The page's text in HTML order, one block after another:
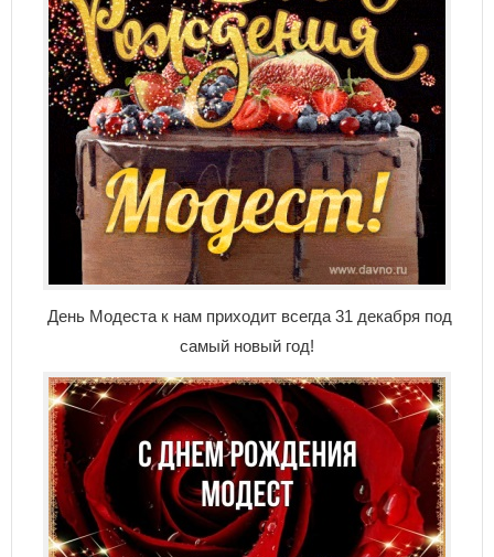
День Модеста к нам приходит всегда 31 декабря под
самый новый год!